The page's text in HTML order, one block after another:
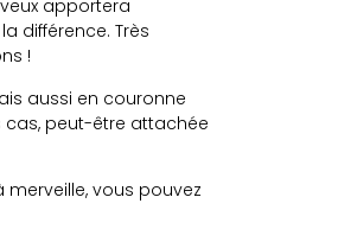
apportera
différence. Très
!
aussi en couronne
cas, peut-être attachée
vous pouvez